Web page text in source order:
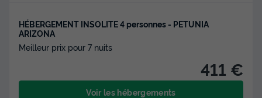
HÉBERGEMENT INSOLITE 4 personnes - PETUNIA
ARIZONA
Meilleur prix pour 7 nuits
411 €
Voir les hébergements